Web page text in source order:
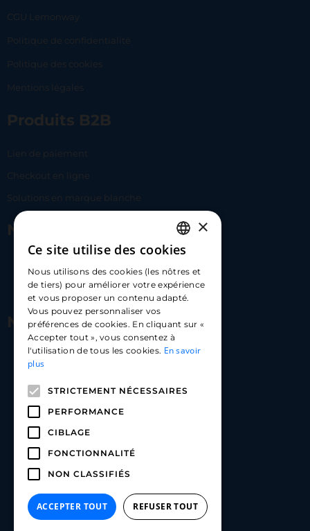
CGU Lemonway
Politique de confidentialité
Politique des cookies
Mentions légales
Produits B2B
Lien de paiement
Checkout en ligne
Solutions en marque blanche
Nous contacter
hello@carloapp.com
Nous suivre
Carlo App | Instagram
Carlo App | Linkedin
FRENCH
ENGLISH
SPANISH
×
Ce site utilise des cookies
Nous utilisons des cookies (les nôtres et
de tiers) pour améliorer votre expérience
et vous proposer un contenu adapté.
Vous pouvez personnaliser vos
préférences de cookies. En cliquant sur «
Accepter tout », vous consentez à
l'utilisation de tous les cookies. En savoir
plus
STRICTEMENT NÉCESSAIRES
PERFORMANCE
CIBLAGE
FONCTIONNALITÉ
NON CLASSIFIÉS
ACCEPTER TOUT REFUSER TOUT